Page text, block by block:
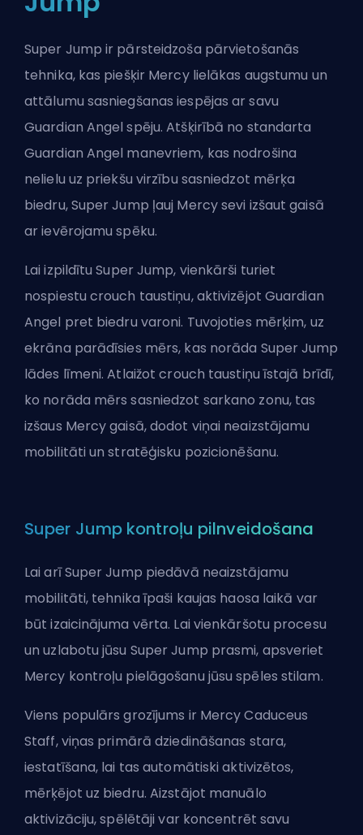
Super Jump ir pārsteidzoša pārvietošanās
tehnika, kas piešķir Mercy lielākas augstumu un
attālumu sasniegšanas iespējas ar savu
Guardian Angel spēju. Atšķirībā no standarta
Guardian Angel manevriem, kas nodrošina
nelielu uz priekšu virzību sasniedzot mērķa
biedru, Super Jump ļauj Mercy sevi izšaut gaisā
ar ievērojamu spēku.
Lai izpildītu Super Jump, vienkārši turiet
nospiestu crouch taustiņu, aktivizējot Guardian
Angel pret biedru varoni. Tuvojoties mērķim, uz
ekrāna parādīsies mērs, kas norāda Super Jump
lādes līmeni. Atlaižot crouch taustiņu īstajā brīdī,
ko norāda mērs sasniedzot sarkano zonu, tas
izšaus Mercy gaisā, dodot viņai neaizstājamu
mobilitāti un stratēģisku pozicionēšanu.
Super Jump kontroļu pilnveidošana
Lai arī Super Jump piedāvā neaizstājamu
mobilitāti, tehnika īpaši kaujas haosa laikā var
būt izaicinājuma vērta. Lai vienkāršotu procesu
un uzlabotu jūsu Super Jump prasmi, apsveriet
Mercy kontroļu pielāgošanu jūsu spēles stilam.
Viens populārs grozījums ir Mercy Caduceus
Staff, viņas primārā dziedināšanas stara,
iestatīšana, lai tas automātiski aktivizētos,
mērķējot uz biedru. Aizstājot manuālo
aktivizāciju, spēlētāji var koncentrēt savu